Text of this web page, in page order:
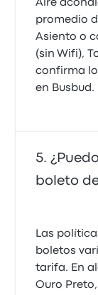
Aire
promedio
Asiento o
(sin Wifi),
confirma
en Busbud.
boleto
Las
boletos
tarifa. En
Ouro